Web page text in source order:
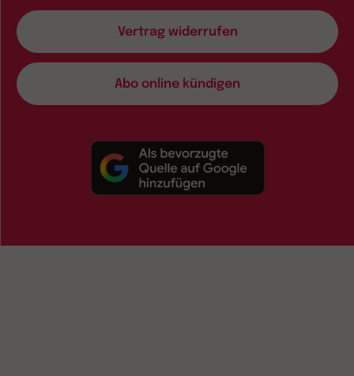
Vertrag widerrufen
Abo online kündigen